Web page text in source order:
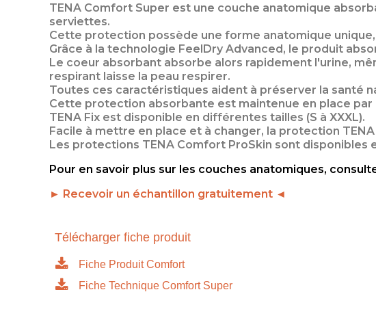
TENA Comfort Super est une couche anatomique
serviettes.
Cette protection possède une forme anatomique
Grâce à la technologie FeelDry Advanced, le produit
Le coeur absorbant absorbe alors rapidement l'urine,
respirant laisse la peau respirer.
Toutes ces caractéristiques aident à préserver la santé
Cette protection absorbante est maintenue en place
TENA Fix est disponible en différentes tailles (S à XXXL).
Facile à mettre en place et à changer, la protection
Les protections TENA Comfort ProSkin sont disponibles
Pour en savoir plus sur les couches anatomiques,
► Recevoir un échantillon gratuitement ◄
Télécharger fiche produit
Fiche Produit Comfort
Fiche Technique Comfort Super